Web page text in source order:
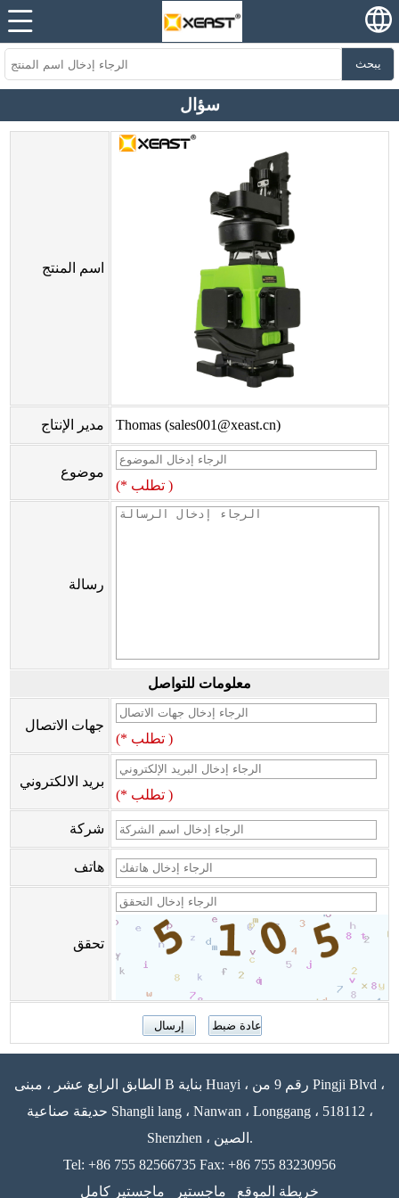
يبحث
سؤال
اسم المنتج
مدير الإنتاج Thomas (sales001@xeast.cn)
موضوع
(* تطلب )
رسالة
معلومات للتواصل
جهات الاتصال
(* تطلب )
بريد الالكتروني
(* تطلب )
شركة
هاتف
تحقق
الطابق الرابع عشر ، مبنى B بناية Huayi ، رقم 9 من Pingji Blvd ،
حديقة صناعية Shangli lang ، Nanwan ، Longgang ، 518112 ،
Shenzhen ، الصين.
Tel: +86 755 82566735 Fax: +86 755 83230956
خريطة الموقع
ماجستير ماجستير كامل